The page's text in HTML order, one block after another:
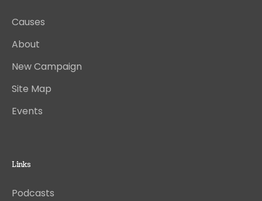
Causes
About
New Campaign
Site Map
Events
Links
Podcasts